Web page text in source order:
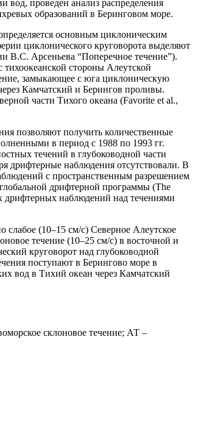
вод, проведен анализ распределения
образований в Беринговом море.
основным циклоническим
циклонического круговорота выделяют
В.С. Арсеньева “Поперечное течение”).
стороны Алеутской
замыкающее с юга циклоническую
Камчатский и Берингов проливы.
части Тихого океана (Favorite et al.,
позволяют получить количественные
в период с 1988 по 1993 гг.
течений в глубоководной части
дрифтерные наблюдения отсутствовали. В
с пространственным разрешением
дрифтерной программы (The
дрифтерных наблюдений над течениями
слабое (10–15 см/с) Северное Алеутское
течение (10–25 см/с) в восточной и
круговорот над глубоководной
поступают в Берингово море в
вод в Тихий океан через Камчатский
склоновое течение; АТ –